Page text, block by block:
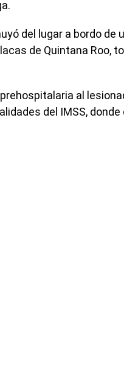
del lugar a bordo de
de Quintana Roo,
al
del IMSS,